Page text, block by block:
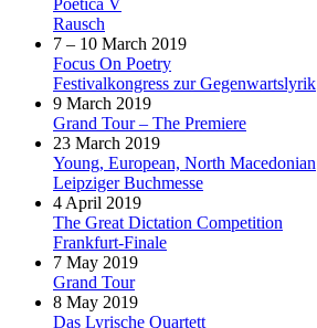
Rausch
7 – 10 March 2019
Focus On Poetry
Festivalkongress zur Gegenwartslyrik
9 March 2019
Grand Tour – The Premiere
23 March 2019
Young, European, North Macedonian
Leipziger Buchmesse
4 April 2019
The Great Dictation Competition
Frankfurt-Finale
7 May 2019
Grand Tour
8 May 2019
Das Lyrische Quartett